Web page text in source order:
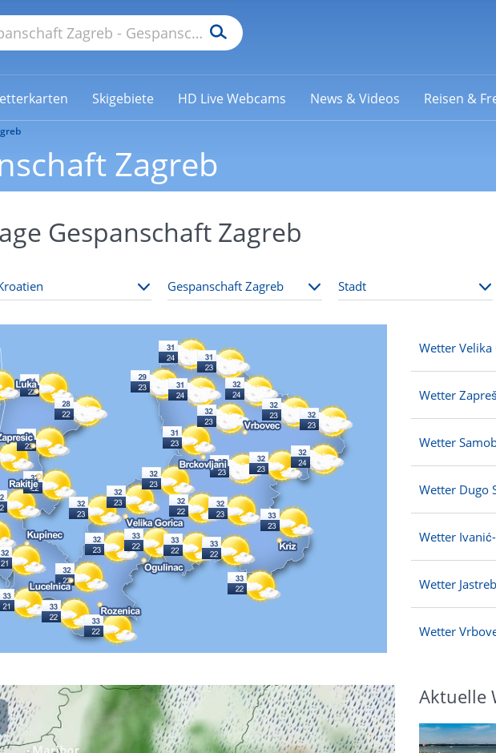
Skigebiete HD Live Webcams News & Videos Reisen &
Zagreb
Gespanschaft Zagreb
Wetter Velika
Wetter
Wetter
Wetter Dugo
Wetter
Wetter
Wetter
Aktuelle